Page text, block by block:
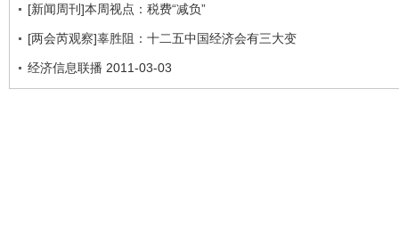
[新闻周刊]本周视点：税费“减负”
[两会芮观察]辜胜阻：十二五中国经济会有三大变
经济信息联播 2011-03-03